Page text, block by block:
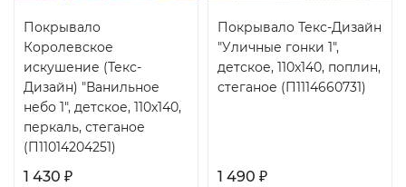
Покрывало
Королевское
искушение (Текс-
Дизайн) "Ванильное
небо 1", детское, 110x140,
перкаль, стеганое
(П11014204251)
1 430 ₽
Покрывало Текс-Дизайн
"Уличные гонки 1",
детское, 110x140, поплин,
стеганое (П1114660731)
1 490 ₽